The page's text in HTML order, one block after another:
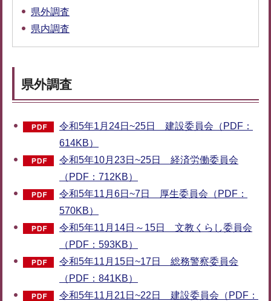
県外調査
県内調査
県外調査
令和5年1月24日~25日 建設委員会（PDF：
614KB）
令和5年10月23日~25日 経済労働委員会
（PDF：712KB）
令和5年11月6日~7日 厚生委員会（PDF：
570KB）
令和5年11月14日～15日 文教くらし委員会
（PDF：593KB）
令和5年11月15日~17日 総務警察委員会
（PDF：841KB）
令和5年11月21日~22日 建設委員会（PDF：